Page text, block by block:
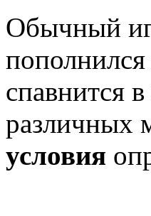
Обычный
спавнится
различных
условия